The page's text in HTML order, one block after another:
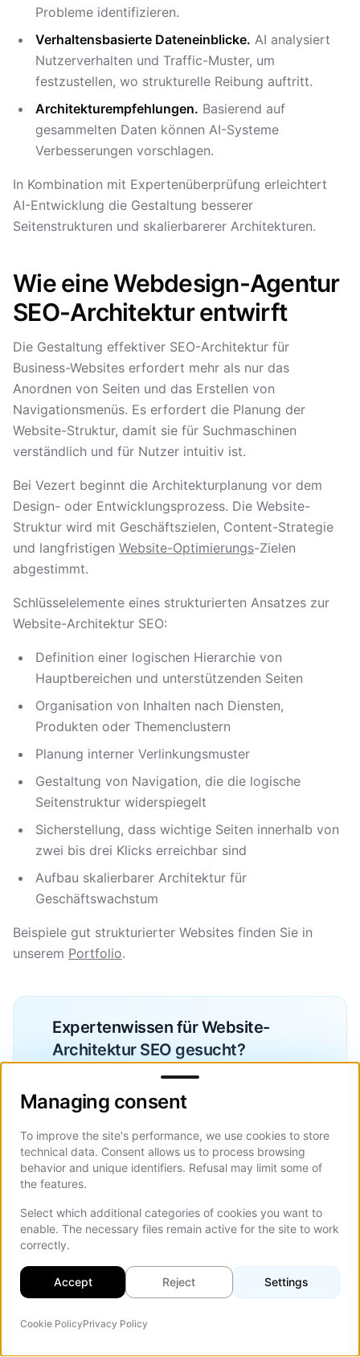
Probleme identifizieren.
Verhaltensbasierte Dateneinblicke. AI analysiert
Nutzerverhalten und Traffic-Muster, um
festzustellen, wo strukturelle Reibung auftritt.
Architekturempfehlungen. Basierend auf
gesammelten Daten können AI-Systeme
Verbesserungen vorschlagen.
In Kombination mit Expertenüberprüfung erleichtert
AI-Entwicklung die Gestaltung besserer
Seitenstrukturen und skalierbarerer Architekturen.
Wie eine Webdesign-Agentur
SEO-Architektur entwirft
Die Gestaltung effektiver SEO-Architektur für
Business-Websites erfordert mehr als nur das
Anordnen von Seiten und das Erstellen von
Navigationsmenüs. Es erfordert die Planung der
Website-Struktur, damit sie für Suchmaschinen
verständlich und für Nutzer intuitiv ist.
Bei Vezert beginnt die Architekturplanung vor dem
Design- oder Entwicklungsprozess. Die Website-
Struktur wird mit Geschäftszielen, Content-Strategie
und langfristigen Website-Optimierungs-Zielen
abgestimmt.
Schlüsselelemente eines strukturierten Ansatzes zur
Website-Architektur SEO:
Definition einer logischen Hierarchie von
Hauptbereichen und unterstützenden Seiten
Organisation von Inhalten nach Diensten,
Produkten oder Themenclustern
Planung interner Verlinkungsmuster
Gestaltung von Navigation, die die logische
Seitenstruktur widerspiegelt
Sicherstellung, dass wichtige Seiten innerhalb von
zwei bis drei Klicks erreichbar sind
Aufbau skalierbarer Architektur für
Geschäftswachstum
Beispiele gut strukturierter Websites finden Sie in
unserem Portfolio.
Expertenwissen für Website-
Architektur SEO gesucht?
Unser Team entwirft Website-Strukturen,
die für Suchmaschinen, User Experience
und langfristige Skalierbarkeit optimiert
sind.
Kostenlose Beratung erhalten
Fazit zur Website-Architektur
und SEO
Website-Architektur SEO ist ein Kernfaktor dafür, wie
Managing consent
Managing consent
To improve the site's performance, we use cookies to store
technical data. Consent allows us to process browsing
behavior and unique identifiers. Refusal may limit some of
the features.
Select which additional categories of cookies you want to
enable. The necessary files remain active for the site to work
correctly.
Accept Reject Settings
Cookie PolicyPrivacy Policy